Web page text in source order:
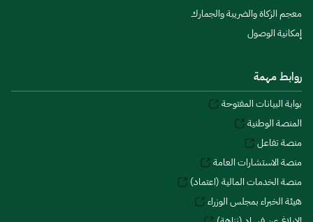
معجم الزكاة والضريبة والجمارك
إمكانية الوصول
روابط مهمة
بوابة البيانات المفتوحة
المنصة الوطنية
منصة تفاعل
منصة الاستشارات العامة
منصة الخدمات المالية (اعتماد)
هيئة الخبراء بمجلس الوزراء